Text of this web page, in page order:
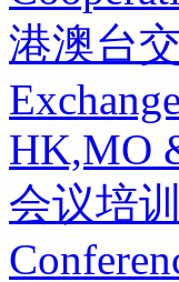
港澳台
HK,MO
会议培训